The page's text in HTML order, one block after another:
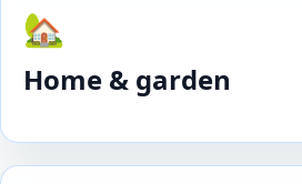
🏡
Home & garden